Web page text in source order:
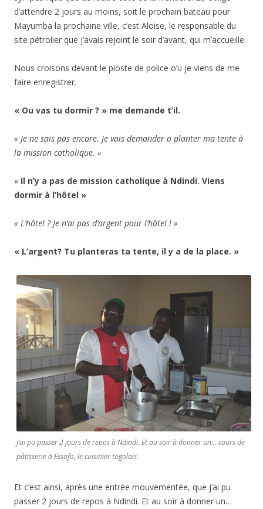
d’attendre 2 jours au moins, soit le prochain bateau pour
Mayumba la prochaine ville, c’est Aloise, le responsable du
site pétrolier que j’avais rejoint le soir d’avant, qui m’accueille.
Nous croisons devant le pioste de police o’u je viens de me
faire enregistrer.
« Ou vas tu dormir ? » me demande t’il.
« Je ne sais pas encore. Je vais demander a planter ma tente à
la mission catholique. »
« Il n’y a pas de mission catholique à Ndindi. Viens
dormir à l’hôtel »
« L’hôtel ? Je n’ai pas d’argent pour l’hôtel ! »
« L’argent? Tu planteras ta tente, il y a de la place. »
J’ai pu passer 2 jours de repos à Ndindi. Et au soir à donner un… cours de
pâtisserie à Essofa, le cuisinier togolais.
Et c’est ainsi, après une entrée mouvementée, que j’ai pu
passer 2 jours de repos à Ndindi. Et au soir à donner un…